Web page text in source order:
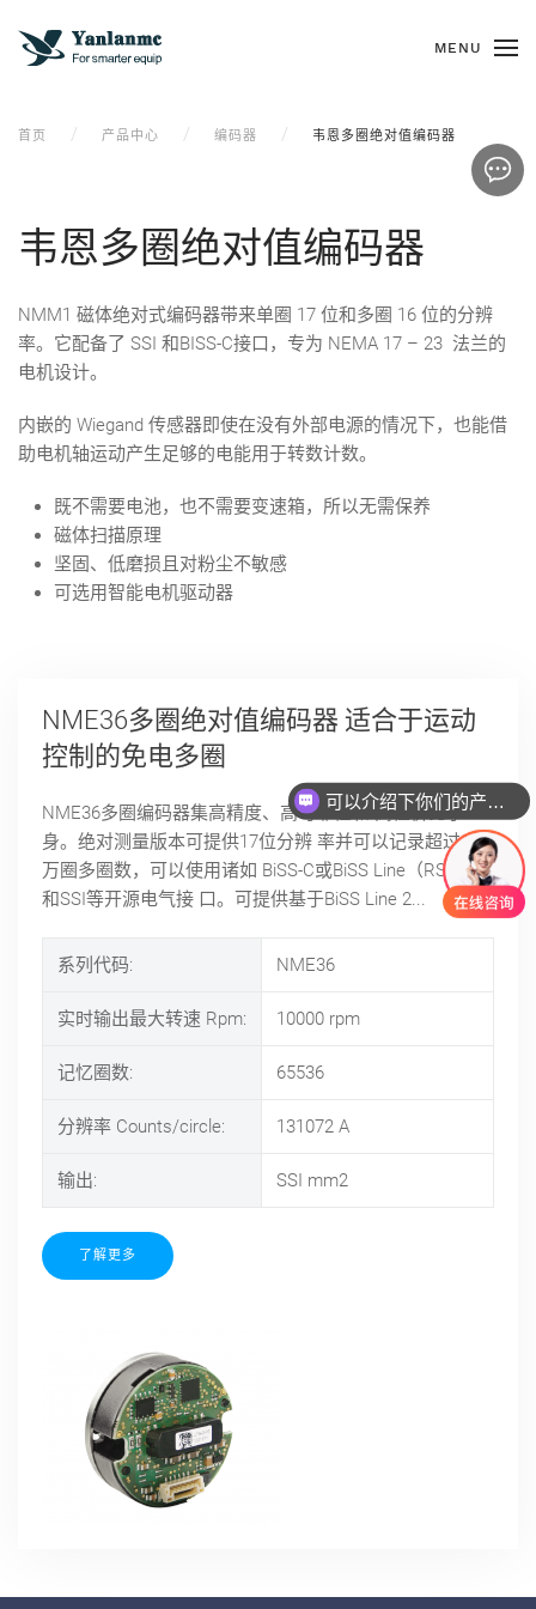
MENU
首页 产品中心 编码器 韦恩多圈绝对值编码器
韦恩多圈绝对值编码器
NMM1 磁体绝对式编码器带来单圈 17 位和多圈 16 位的分辨
率。它配备了 SSI 和BISS-C接口，专为 NEMA 17 – 23 法兰的
电机设计。
内嵌的 Wiegand 传感器即使在没有外部电源的情况下，也能借
助电机轴运动产生足够的电能用于转数计数。
既不需要电池，也不需要变速箱，所以无需保养
磁体扫描原理
坚固、低磨损且对粉尘不敏感
可选用智能电机驱动器
NME36多圈绝对值编码器 适合于运动
控制的免电多圈
NME36多圈编码器集高精度、高可靠性和 高性价比于一
身。绝对测量版本可提供17位分辨 率并可以记录超过100
万圈多圈数，可以使用诸如 BiSS-C或BiSS Line（RS485）
和SSI等开源电气接 口。可提供基于BiSS Line 2...
系列代码: NME36
实时输出最大转速 Rpm: 10000 rpm
记忆圈数: 65536
分辨率 Counts/circle: 131072 A
输出: SSI mm2
了解更多